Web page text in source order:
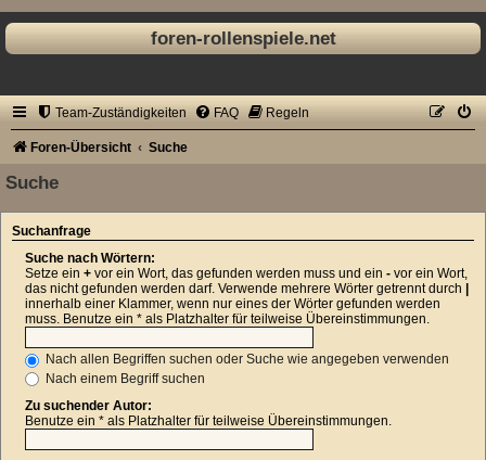
foren-rollenspiele.net
Team-Zuständigkeiten FAQ Regeln
Foren-Übersicht Suche
Suche
Suchanfrage
Suche nach Wörtern:
Setze ein + vor ein Wort, das gefunden werden muss und ein - vor ein Wort,
das nicht gefunden werden darf. Verwende mehrere Wörter getrennt durch
innerhalb einer Klammer, wenn nur eines der Wörter gefunden werden
muss. Benutze ein * als Platzhalter für teilweise Übereinstimmungen.
Nach allen Begriffen suchen oder Suche wie angegeben verwenden
Nach einem Begriff suchen
Zu suchender Autor:
Benutze ein * als Platzhalter für teilweise Übereinstimmungen.